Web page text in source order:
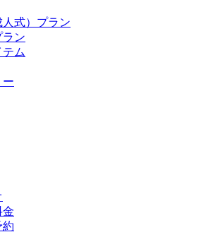
式）プラン
ラン
ム
ー
金
約